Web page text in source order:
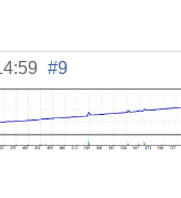
#9